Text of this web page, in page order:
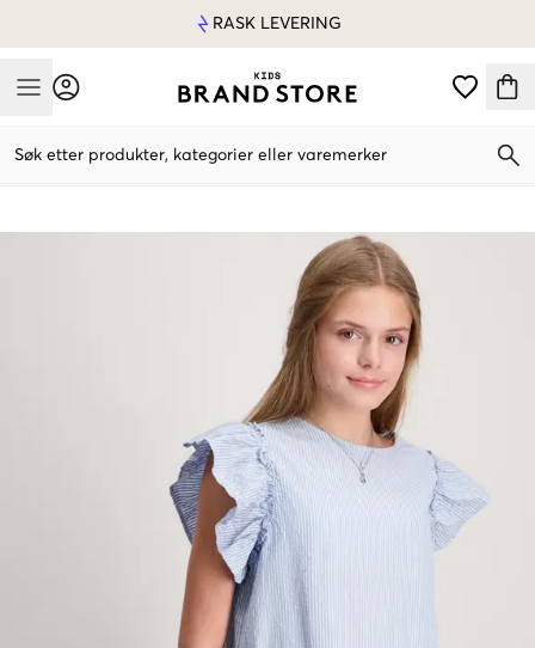
RASK LEVERING
Mobile Menu
Søk etter produkter, kategorier eller varemerker